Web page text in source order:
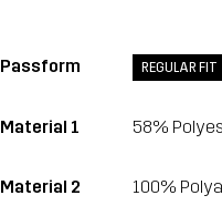
Passform REGULAR FIT
Material 1 58%
Material 2 100%